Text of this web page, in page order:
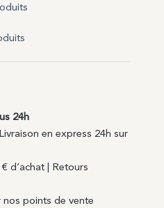
24h
en express 24h sur
d’achat | Retours
nos points de vente